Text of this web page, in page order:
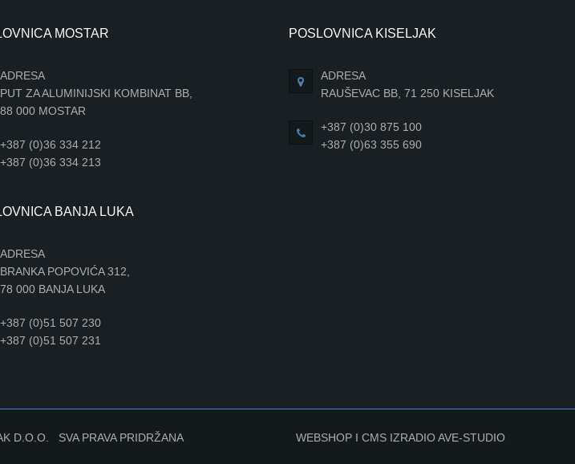
MOSTAR
ADRESA
PUT ZA ALUMINIJSKI KOMBINAT BB,
88 000 MOSTAR
+387 (0)36 334 212
+387 (0)36 334 213
BANJA LUKA
ADRESA
BRANKA POPOVIĆA 312,
78 000 BANJA LUKA
+387 (0)51 507 230
+387 (0)51 507 231
POSLOVNICA KISELJAK
ADRESA
RAUŠEVAC BB, 71 250 KISELJAK
+387 (0)30 875 100
+387 (0)63 355 690
D.O.O. SVA PRAVA PRIDRŽANA WEBSHOP I CMS IZRADIOAVE-STUDIO